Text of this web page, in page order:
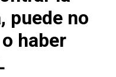
puede no
haber